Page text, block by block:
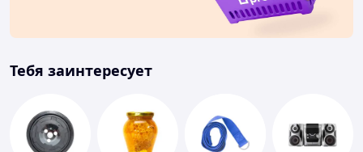
Тебя заинтересует